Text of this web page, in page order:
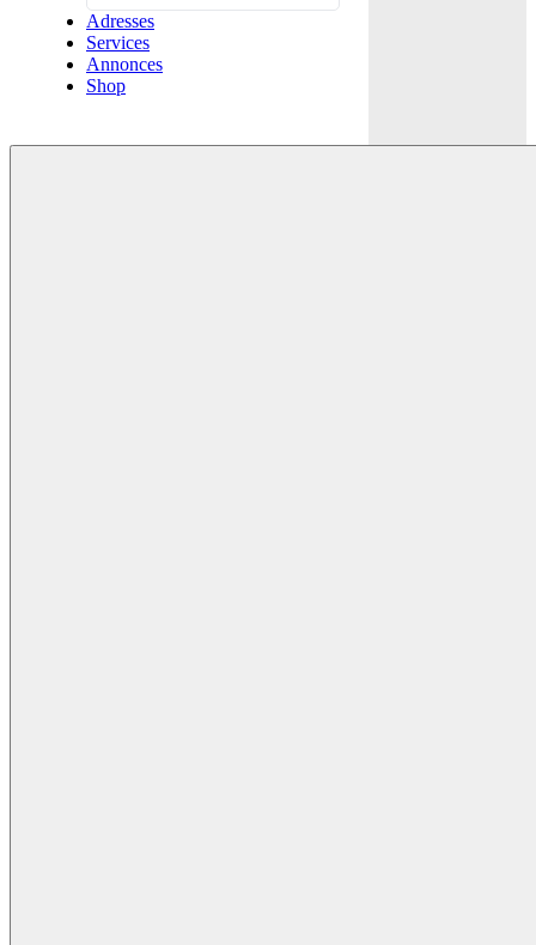
Adresses
Services
Annonces
Shop